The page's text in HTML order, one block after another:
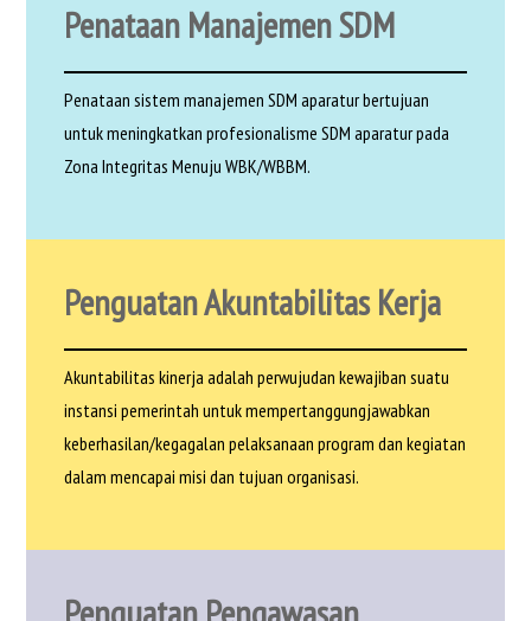
Penataan Manajemen SDM
Penataan sistem manajemen SDM aparatur bertujuan
untuk meningkatkan profesionalisme SDM aparatur pada
Zona Integritas Menuju WBK/WBBM.
Penguatan Akuntabilitas Kerja
Akuntabilitas kinerja adalah perwujudan kewajiban suatu
instansi pemerintah untuk mempertanggungjawabkan
keberhasilan/kegagalan pelaksanaan program dan kegiatan
dalam mencapai misi dan tujuan organisasi.